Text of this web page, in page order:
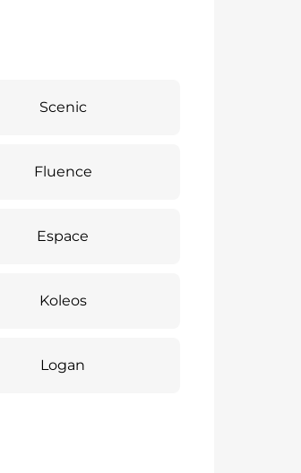
Scenic
Fluence
Espace
Koleos
Logan